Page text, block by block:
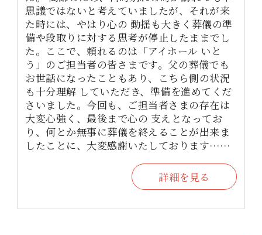
思議ではないと考えていましたが、それが来
た時には、やはり心の 動揺も大きく葬儀の準
備や段取りに対する思考が停止したままでし
た。ここで、頼れるのは「アイホール いと
う」のご担当者の皆さまです。父の葬儀でも
お世話になったこともあり、こちら側の状況
も十分理解 していただき、準備を進めてくだ
さいました。今回も、ご担当者さまの存在は
大変心強く、最後まで心の 支えとなってお
り、何とか無事に葬儀を終えることが出来ま
したことに、大変感謝いたしております……
詳細を見る